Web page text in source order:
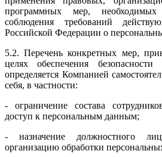
программных мер,
соблюдения требований
Российской Федерации о
5.2. Перечень конкретных мер,
целях обеспечения
определяется Компанией
себя, в частности:
- ограничение состава
доступ к персональным данным;
- назначение должностного
организацию обработки